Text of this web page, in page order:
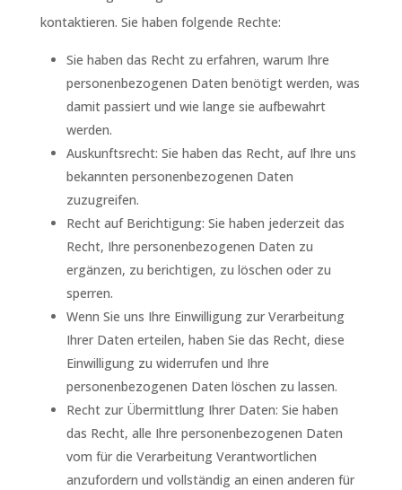
kontaktieren. Sie haben folgende Rechte:
Sie haben das Recht zu erfahren, warum Ihre
personenbezogenen Daten benötigt werden, was
damit passiert und wie lange sie aufbewahrt
werden.
Auskunftsrecht: Sie haben das Recht, auf Ihre uns
bekannten personenbezogenen Daten
zuzugreifen.
Recht auf Berichtigung: Sie haben jederzeit das
Recht, Ihre personenbezogenen Daten zu
ergänzen, zu berichtigen, zu löschen oder zu
sperren.
Wenn Sie uns Ihre Einwilligung zur Verarbeitung
Ihrer Daten erteilen, haben Sie das Recht, diese
Einwilligung zu widerrufen und Ihre
personenbezogenen Daten löschen zu lassen.
Recht zur Übermittlung Ihrer Daten: Sie haben
das Recht, alle Ihre personenbezogenen Daten
vom für die Verarbeitung Verantwortlichen
anzufordern und vollständig an einen anderen für